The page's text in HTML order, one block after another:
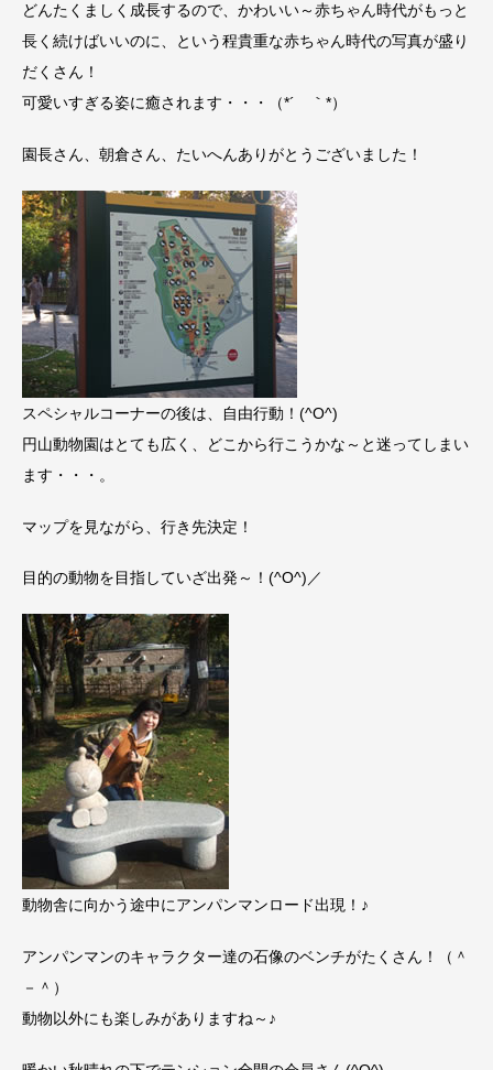
どんたくましく成長するので、かわいい～赤ちゃん時代がもっと
長く続けばいいのに、という程貴重な赤ちゃん時代の写真が盛り
だくさん！
可愛いすぎる姿に癒されます・・・（*´ ｀*）
園長さん、朝倉さん、たいへんありがとうございました！
スペシャルコーナーの後は、自由行動！(^O^)
円山動物園はとても広く、どこから行こうかな～と迷ってしまい
ます・・・。
マップを見ながら、行き先決定！
目的の動物を目指していざ出発～！(^O^)／
動物舎に向かう途中にアンパンマンロード出現！♪
アンパンマンのキャラクター達の石像のベンチがたくさん！（＾
－＾）
動物以外にも楽しみがありますね～♪